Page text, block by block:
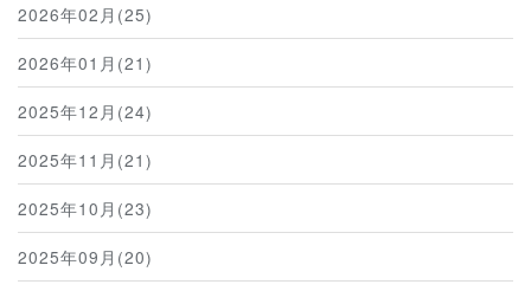
2026年02月(25)
2026年01月(21)
2025年12月(24)
2025年11月(21)
2025年10月(23)
2025年09月(20)